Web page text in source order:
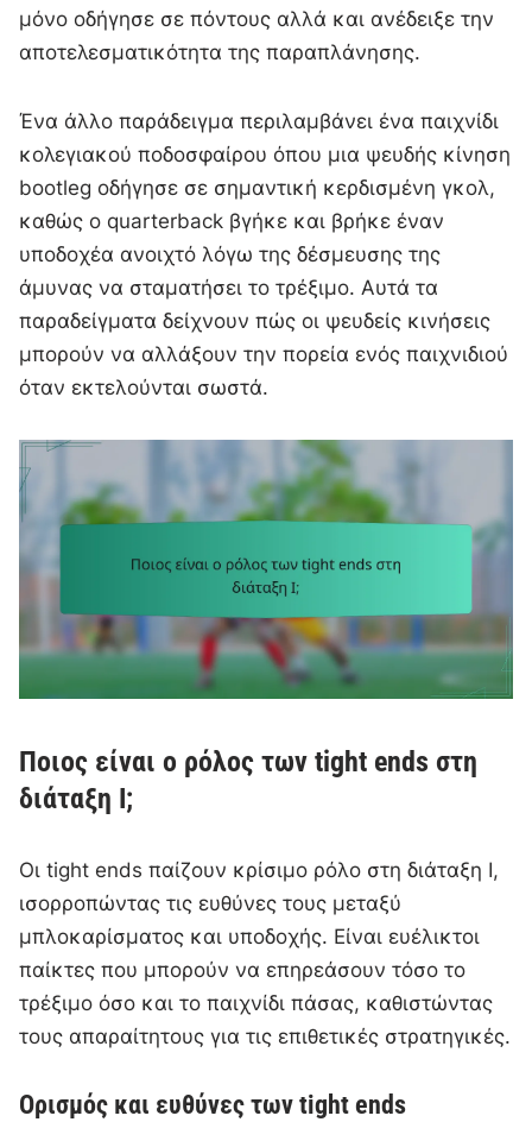
μόνο οδήγησε σε πόντους αλλά και ανέδειξε την
αποτελεσματικότητα της παραπλάνησης.
Ένα άλλο παράδειγμα περιλαμβάνει ένα παιχνίδι
κολεγιακού ποδοσφαίρου όπου μια ψευδής κίνηση
bootleg οδήγησε σε σημαντική κερδισμένη γκολ,
καθώς ο quarterback βγήκε και βρήκε έναν
υποδοχέα ανοιχτό λόγω της δέσμευσης της
άμυνας να σταματήσει το τρέξιμο. Αυτά τα
παραδείγματα δείχνουν πώς οι ψευδείς κινήσεις
μπορούν να αλλάξουν την πορεία ενός παιχνιδιού
όταν εκτελούνται σωστά.
Ποιος είναι ο ρόλος των tight ends στη
διάταξη I;
Οι tight ends παίζουν κρίσιμο ρόλο στη διάταξη I,
ισορροπώντας τις ευθύνες τους μεταξύ
μπλοκαρίσματος και υποδοχής. Είναι ευέλικτοι
παίκτες που μπορούν να επηρεάσουν τόσο το
τρέξιμο όσο και το παιχνίδι πάσας, καθιστώντας
τους απαραίτητους για τις επιθετικές στρατηγικές.
Ορισμός και ευθύνες των tight ends